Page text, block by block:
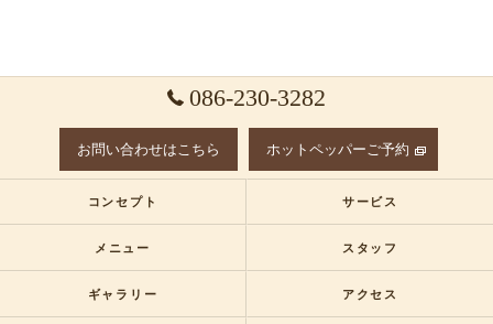
086-230-3282
お問い合わせはこちら ホットペッパーご予約
コンセプト サービス
メニュー スタッフ
ギャラリー アクセス